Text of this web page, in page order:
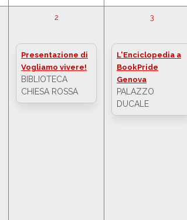
2
Presentazione di
Vogliamo vivere!
BIBLIOTECA
CHIESA ROSSA
3
L'Enciclopedia a
BookPride
Genova
PALAZZO
DUCALE